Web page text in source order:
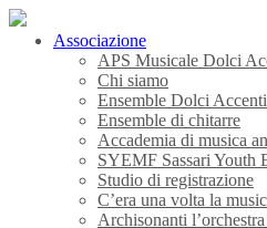
Associazione
APS Musicale Dolci
Chi siamo
Ensemble Dolci Accenti
Ensemble di chitarre
Accademia di musica
SYEMF Sassari Youth
Studio di registrazione
C’era una volta la
Archisonanti